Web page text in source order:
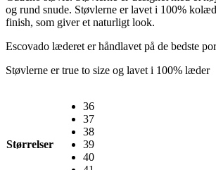
og rund snude. Støvlerne er lavet i 100%
finish, som giver et naturligt look.
Escovado læderet er håndlavet på de bedste
Støvlerne er true to size og lavet i 100% læder
Størrelser
36
37
38
39
40